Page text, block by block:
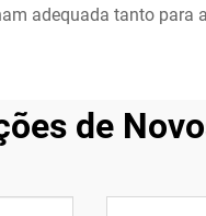
adequada tanto
de